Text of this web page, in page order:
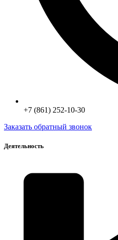
+7 (861) 252-10-30
Заказать обратный звонок
Деятельность